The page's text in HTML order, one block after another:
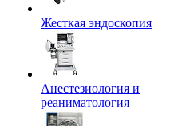
Жесткая эндоскопия
Анестезиология и
реаниматология